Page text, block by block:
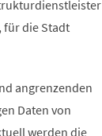
für die Stadt
angrenzenden
Daten von
werden die